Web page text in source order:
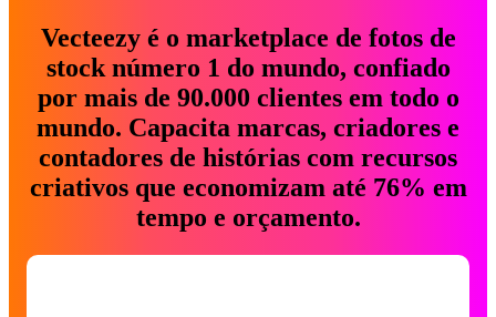
Vecteezy é o marketplace de fotos de
stock número 1 do mundo, confiado
por mais de 90.000 clientes em todo o
mundo. Capacita marcas, criadores e
contadores de histórias com recursos
criativos que economizam até 76% em
tempo e orçamento.